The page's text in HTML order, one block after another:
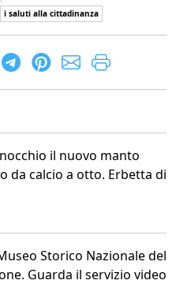
i saluti alla cittadinanza
il nuovo manto
da calcio a otto. Erbetta di
Storico Nazionale del
Guarda il servizio video